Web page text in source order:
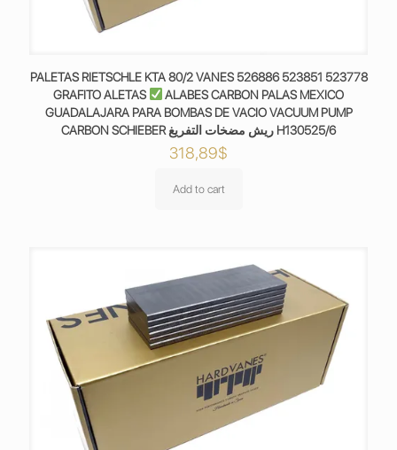
PALETAS RIETSCHLE KTA 80/2 VANES 526886 523851 523778
GRAFITO ALETAS
ALABES CARBON PALAS MEXICO
GUADALAJARA PARA BOMBAS DE VACIO VACUUM PUMP
CARBON SCHIEBER ريش مضخات التفريغ H130525/6
318,89$
Add to cart